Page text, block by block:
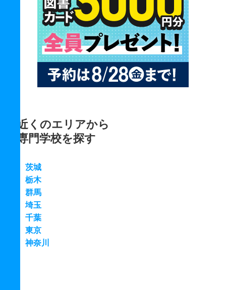
近くのエリアから
専門学校を探す
茨城
栃木
群馬
埼玉
千葉
東京
神奈川